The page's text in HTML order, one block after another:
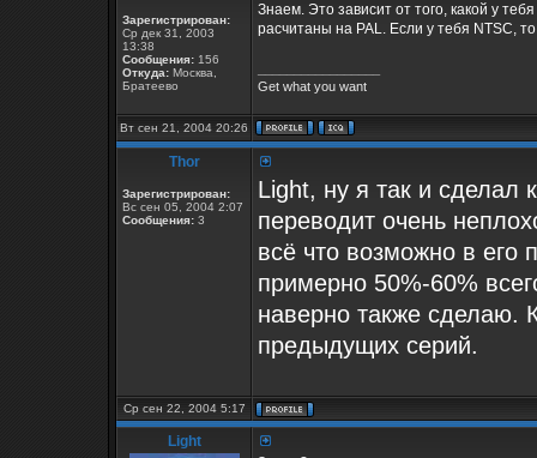
Зарегистрирован:
Ср дек 31, 2003
13:38
Сообщения: 156
Откуда: Москва,
Братеево
Знаем. Это зависит от того, какой у
расчитаны на PAL. Если у тебя NTSC,
Get what you want
Вт сен 21, 2004 20:26
Thor
Зарегистрирован:
Вс сен 05, 2004 2:07
Сообщения: 3
Light, ну я так и сделал
переводит очень
всё что возможно в его
примерно 50%-60%
наверно также сделаю.
предыдущих серий.
Ср сен 22, 2004 5:17
Light